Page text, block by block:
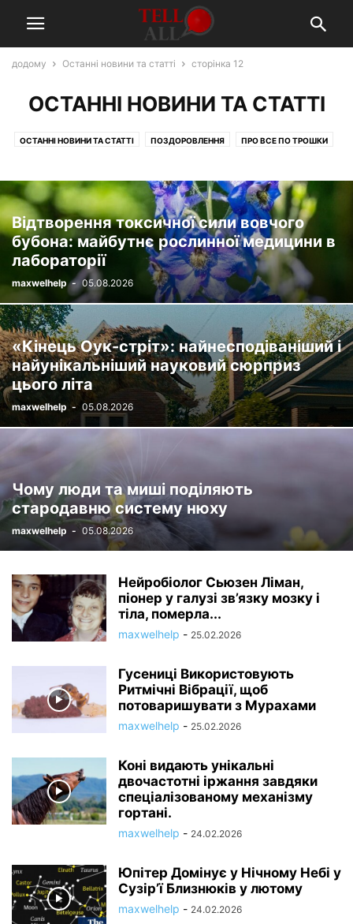
додому Останні новини та статті сторінка 12
ОСТАННІ НОВИНИ ТА СТАТТІ
ОСТАННІ НОВИНИ ТА СТАТТІ ПОЗДОРОВЛЕННЯ ПРО ВСЕ ПО ТРОШКИ
Відтворення токсичної сили вовчого
бубона: майбутнє рослинної медицини в
лабораторії
maxwelhelp - 05.08.2026
«Кінець Оук-стріт»: найнесподіваніший і
найунікальніший науковий сюрприз
цього літа
maxwelhelp - 05.08.2026
Чому люди та миші поділяють
стародавню систему нюху
maxwelhelp - 05.08.2026
Нейробіолог Сьюзен Ліман,
піонер у галузі зв’язку мозку і
тіла, померла...
maxwelhelp - 25.02.2026
Гусениці Використовують
Ритмічні Вібрації, щоб
потоваришувати з Мурахами
maxwelhelp - 25.02.2026
Коні видають унікальні
двочастотні іржання завдяки
спеціалізованому механізму
гортані.
maxwelhelp - 24.02.2026
Юпітер Домінує у Нічному Небі у
Сузір’ї Близнюків у лютому
maxwelhelp - 24.02.2026